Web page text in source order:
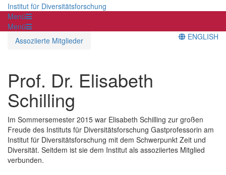
Institut für Diversitätsforschung
Menü
Menü
Assoziierte Mitglieder
ENGLISH
Prof. Dr. Elisabeth
Schilling
Im Sommersemester 2015 war Elisabeth Schilling zur großen
Freude des Instituts für Diversitätsforschung Gastprofessorin am
Institut für Diversitätsforschung mit dem Schwerpunkt Zeit und
Diversität. Seitdem ist sie dem Institut als assoziiertes Mitglied
verbunden.